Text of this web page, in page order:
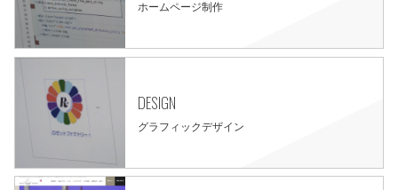
ホームページ制作
DESIGN
グラフィックデザイン